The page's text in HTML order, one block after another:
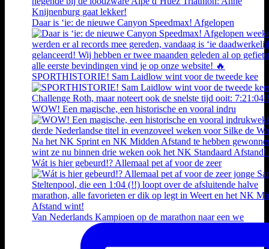
Daar is ‘ie: de nieuwe Canyon Speedmax! Afgelopen
SPORTHISTORIE! Sam Laidlow wint voor de tweede kee
WOW! Een magische, een historische en vooral indru
Wát is hier gebeurd!? Allemaal pet af voor de zeer
Van Nederlands Kampioen op de marathon naar een we